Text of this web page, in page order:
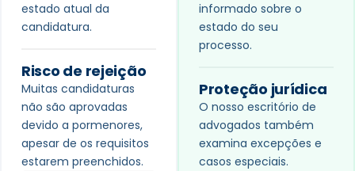
estado atual da
candidatura.
Risco de rejeição
Muitas candidaturas
não são aprovadas
devido a pormenores,
apesar de os requisitos
estarem preenchidos.
informado sobre o
estado do seu
processo.
Proteção jurídica
O nosso escritório de
advogados também
examina excepções e
casos especiais.